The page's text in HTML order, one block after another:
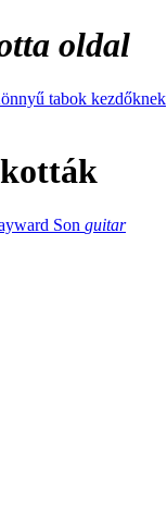
oldal
tabok kezdőknek
Son guitar